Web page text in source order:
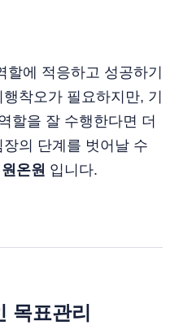
에 적응하고 성공하기
착오가 필요하지만, 기
할을 잘 수행한다면 더
의 단계를 벗어날 수
온원 입니다.
목표관리